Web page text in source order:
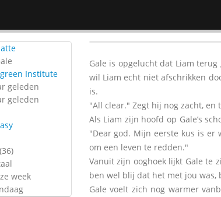
Institute
geleden
geleden
(36)
week
Gale is opgelucht dat Liam
wil Liam echt niet afschrikken
is.
"All clear." Zegt hij nog zacht,
Als Liam zijn hoofd op Gale’s
"Dear god. Mijn eerste kus is er
om een leven te redden."
Vanuit zijn ooghoek lijkt Gale te
ben wel blij dat het met jou
Gale voelt zich nog warmer